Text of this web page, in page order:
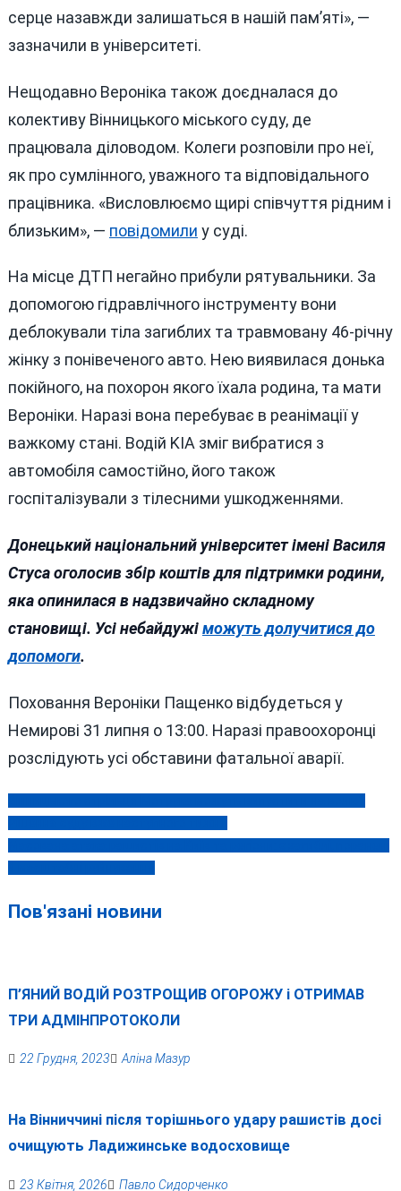
серце назавжди залишаться в нашій пам’яті», —
зазначили в університеті.
Нещодавно Вероніка також доєдналася до
колективу Вінницького міського суду, де
працювала діловодом. Колеги розповіли про неї,
як про сумлінного, уважного та відповідального
працівника. «Висловлюємо щирі співчуття рідним і
близьким», — повідомили у суді.
На місце ДТП негайно прибули рятувальники. За
допомогою гідравлічного інструменту вони
деблокували тіла загиблих та травмовану 46-річну
жінку з понівеченого авто. Нею виявилася донька
покійного, на похорон якого їхала родина, та мати
Вероніки. Наразі вона перебуває в реанімації у
важкому стані. Водій KIA зміг вибратися з
автомобіля самостійно, його також
госпіталізували з тілесними ушкодженнями.
Донецький національний університет імені Василя
Cтуса оголосив збір коштів для підтримки родини,
яка опинилася в надзвичайно складному
становищі. Усі небайдужіможуть долучитися до
допомоги.
Поховання Вероніки Пащенко відбудеться у
Немирові 31 липня о 13:00. Наразі правоохоронці
розслідують усі обставини фатальної аварії.
Навігація
записів
Пов'язані новини
П’ЯНИЙ ВОДІЙ РОЗТРОЩИВ ОГОРОЖУ і ОТРИМАВ
ТРИ АДМІНПРОТОКОЛИ
22 Грудня, 2023 Аліна Мазур
На Вінниччині після торішнього удару рашистів досі
очищують Ладижинське водосховище
23 Квітня, 2026 Павло Сидорченко